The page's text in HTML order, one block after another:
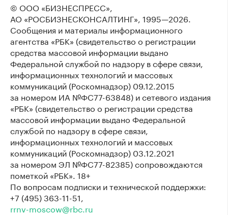
© ООО «БИЗНЕСПРЕСС»,
АО «РОСБИЗНЕСКОНСАЛТИНГ», 1995—2026.
Сообщения и материалы информационного
агентства «РБК» (свидетельство о регистрации
средства массовой информации выдано
Федеральной службой по надзору в сфере связи,
информационных технологий и массовых
коммуникаций (Роскомнадзор) 09.12.2015
за номером ИА №ФС77-63848) и сетевого издания
«РБК» (свидетельство о регистрации средства
массовой информации выдано Федеральной
службой по надзору в сфере связи,
информационных технологий и массовых
коммуникаций (Роскомнадзор) 03.12.2021
за номером ЭЛ №ФС77-82385) сопровождаются
пометкой «РБК». 18+
По вопросам подписки и технической поддержки:
+7 (495) 363-11-51,
rrnv-moscow@rbc.ru